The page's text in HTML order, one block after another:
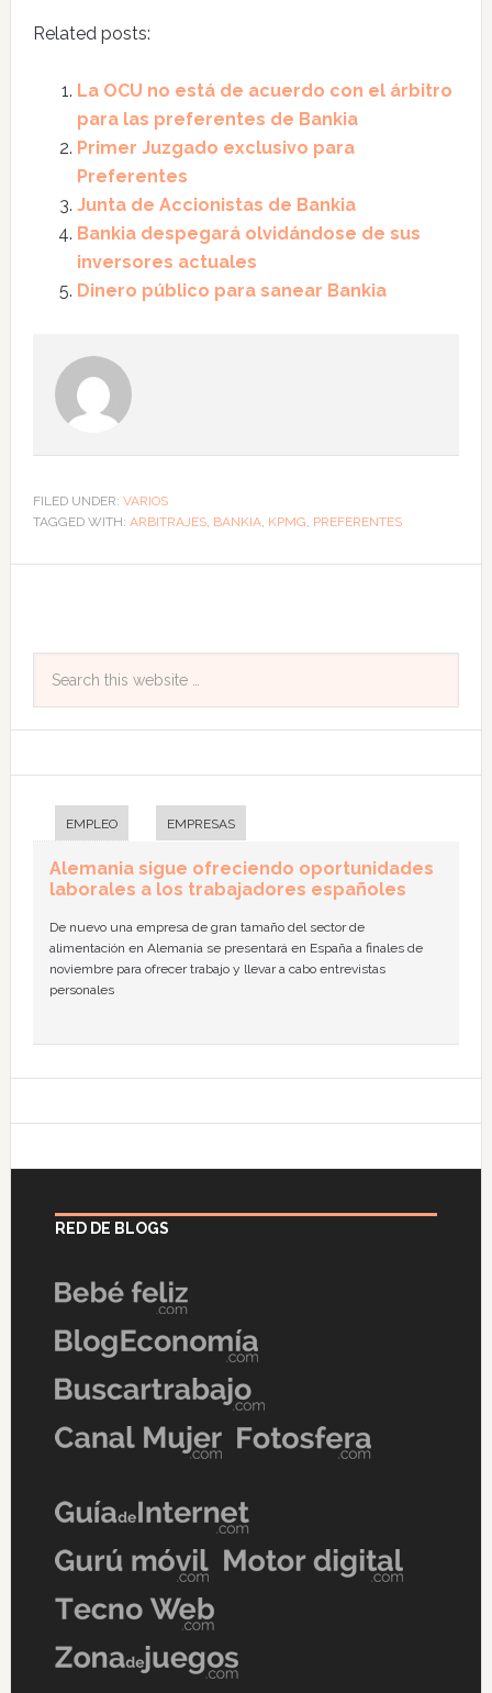
Related posts:
La OCU no está de acuerdo con el árbitro
para las preferentes de Bankia
Primer Juzgado exclusivo para
Preferentes
Junta de Accionistas de Bankia
Bankia despegará olvidándose de sus
inversores actuales
Dinero público para sanear Bankia
FILED UNDER: VARIOS
TAGGED WITH: ARBITRAJES, BANKIA, KPMG, PREFERENTES
EMPLEO EMPRESAS
Alemania sigue ofreciendo oportunidades
laborales a los trabajadores españoles
De nuevo una empresa de gran tamaño del sector de
alimentación en Alemania se presentará en España a finales de
noviembre para ofrecer trabajo y llevar a cabo entrevistas
personales
RED DE BLOGS